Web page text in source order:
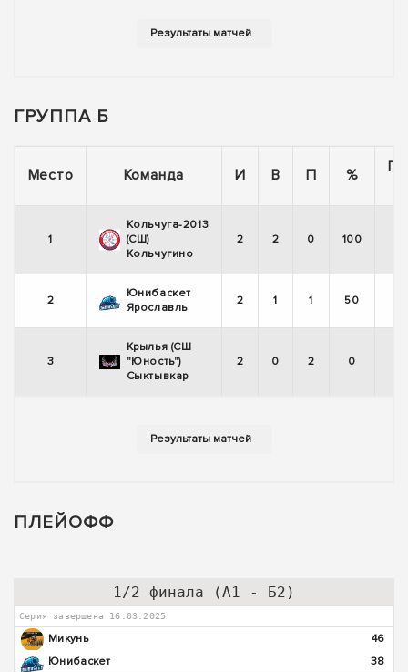
ГРУППА Б
Место Команда И В П %
1
Кольчуга-2013
(СШ)
Кольчугино
2 2 0 100
2
Юнибаскет
Ярославль
2 1 1 50
3
Крылья (СШ
"Юность")
Сыктывкар
2 0 2 0
ПЛЕЙОФФ
1/2 финала (А1 - Б2)
Серия завершена 16.03.2025
Микунь
46
Юнибаскет
38